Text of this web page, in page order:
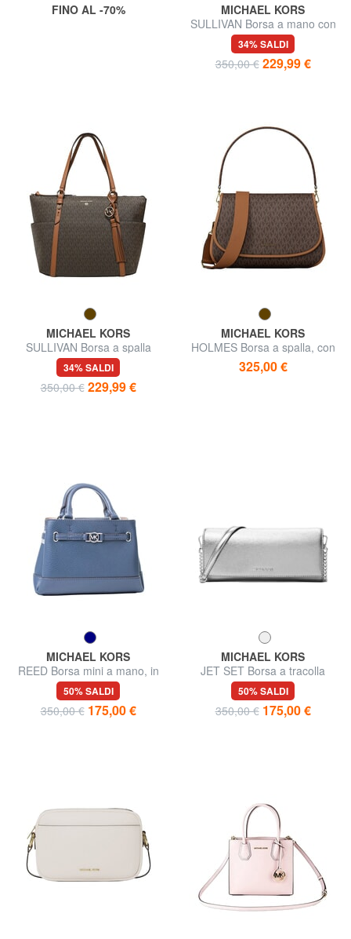
FINO AL -70%
MICHAEL KORS
SULLIVAN Borsa a mano con
tracolla
34% SALDI
350,00 € 229,99 €
MICHAEL KORS
SULLIVAN Borsa a spalla
34% SALDI
350,00 € 229,99 €
MICHAEL KORS
HOLMES Borsa a spalla, con
tracolla
325,00 €
MICHAEL KORS
REED Borsa mini a mano, in
pelle
50% SALDI
350,00 € 175,00 €
MICHAEL KORS
JET SET Borsa a tracolla
50% SALDI
350,00 € 175,00 €